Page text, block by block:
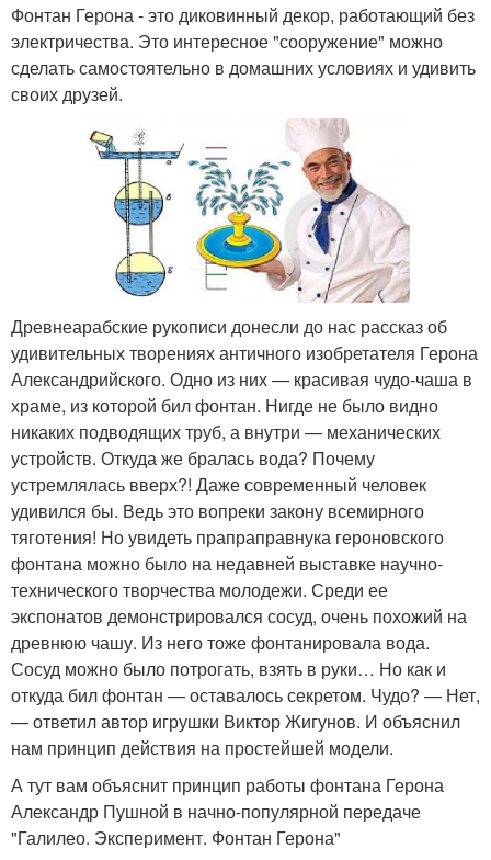
Фонтан Герона - это диковинный декор, работающий без
электричества. Это интересное "сооружение" можно
сделать самостоятельно в домашних условиях и удивить
своих друзей.
Древнеарабские рукописи донесли до нас рассказ об
удивительных творениях античного изобретателя Герона
Александрийского. Одно из них — красивая чудо-чаша в
храме, из которой бил фонтан. Нигде не было видно
никаких подводящих труб, а внутри — механических
устройств. Откуда же бралась вода? Почему
устремлялась вверх?! Даже современный человек
удивился бы. Ведь это вопреки закону всемирного
тяготения! Но увидеть прапраправнука героновского
фонтана можно было на недавней выставке научно-
технического творчества молодежи. Среди ее
экспонатов демонстрировался сосуд, очень похожий на
древнюю чашу. Из него тоже фонтанировала вода.
Сосуд можно было потрогать, взять в руки… Но как и
откуда бил фонтан — оставалось секретом. Чудо? — Нет,
— ответил автор игрушки Виктор Жигунов. И объяснил
нам принцип действия на простейшей модели.
А тут вам объяснит принцип работы фонтана Герона
Александр Пушной в начно-популярной передаче
"Галилео. Эксперимент. Фонтан Герона"